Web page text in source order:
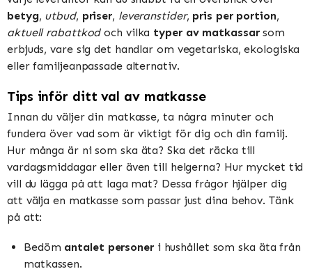
betyg, utbud, priser, leveranstider, pris per portion,
aktuell rabattkodoch vilka typer av matkassarsom
erbjuds, vare sig det handlar om vegetariska, ekologiska
eller familjeanpassade alternativ.
Tips inför ditt val av matkasse
Innan du väljer din matkasse, ta några minuter och
fundera över vad som är viktigt för dig och din familj.
Hur många är ni som ska äta? Ska det räcka till
vardagsmiddagar eller även till helgerna? Hur mycket tid
vill du lägga på att laga mat? Dessa frågor hjälper dig
att välja en matkasse som passar just dina behov. Tänk
på att:
Bedöm antalet personeri hushållet som ska äta från
matkassen.